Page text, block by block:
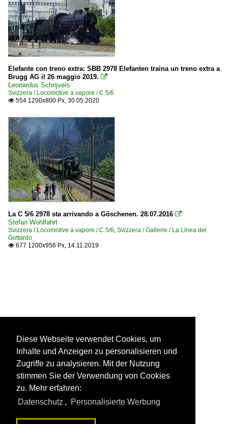
Elefante con treno extra: SBB 2978 Elefanten traina un treno extra a
Brugg AG il 26 maggio 2019. 
Leonardus Schrijvers
Svizzera / Locomotive a vapore / C 5/6
 554 1200x800 Px, 30.05.2020
La C 5/6 2978 sta arrivando a Göschenen. 28.07.2016 
Stefan Wohlfahrt
Svizzera / Locomotive a vapore / C 5/6, Svizzera / Gallerie / La Linea del
Gottardo
 677 1200x956 Px, 14.11.2019
Diese Webseite verwendet Cookies, um
Inhalte und Anzeigen zu personalisieren und
Zugriffe zu analysieren. Mit der Nutzung
stimmen Sie der Verwendung von Cookies
zu. Mehr erfahren:
Datenschutz , Personalisierte Werbung